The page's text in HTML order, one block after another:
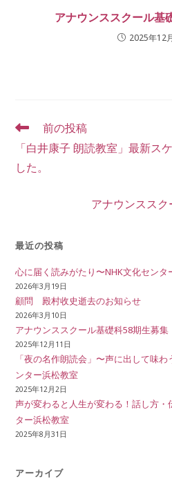
アナウンススクール基
2025年12
そ
他
の
前の投稿
「白井康子 朗読教室」最新ス
した。
アナウンススク
最近の投稿
心に届く読みがたり〜NHK文化センタ
2026年3月19日
顧問 殿村收史逝去のお知らせ
2026年3月10日
アナウンススクール基礎科58期生募集
2025年12月11日
「夜の名作朗読会」〜声に出して味
ンター浜松教室
2025年12月2日
声が変わると人生が変わる！話し方
ター浜松教室
2025年8月31日
アーカイブ